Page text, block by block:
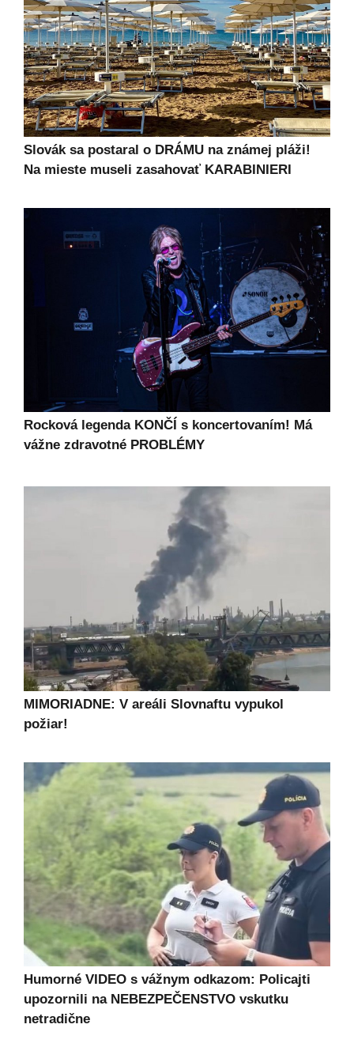
Slovák sa postaral o DRÁMU na známej pláži!
Na mieste museli zasahovať KARABINIERI
Rocková legenda KONČÍ s koncertovaním! Má
vážne zdravotné PROBLÉMY
MIMORIADNE: V areáli Slovnaftu vypukol
požiar!
Humorné VIDEO s vážnym odkazom: Policajti
upozornili na NEBEZPEČENSTVO vskutku
netradične